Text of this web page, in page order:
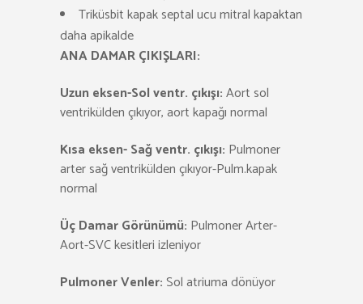
Triküsbit kapak septal ucu mitral kapaktan
daha apikalde
ANA DAMAR ÇIKIŞLARI:
Uzun eksen-Sol ventr. çıkışı:Aort sol
ventrikülden çıkıyor, aort kapağı normal
Kısa eksen- Sağ ventr. çıkışı: Pulmoner
arter sağ ventrikülden çıkıyor-Pulm.kapak
normal
Üç Damar Görünümü: Pulmoner Arter-
Aort-SVC kesitleri izleniyor
Pulmoner Venler:Sol atriuma dönüyor